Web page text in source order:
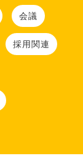
会議
採用関連